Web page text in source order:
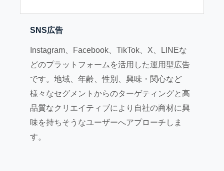
SNS広告
Instagram、Facebook、TikTok、X、LINEな
どのプラットフォームを活用した運用型広告
です。地域、年齢、性別、興味・関心など
様々なセグメントからのターゲティングと高
品質なクリエイティブにより自社の商材に興
味を持ちそうなユーザーへアプローチしま
す。